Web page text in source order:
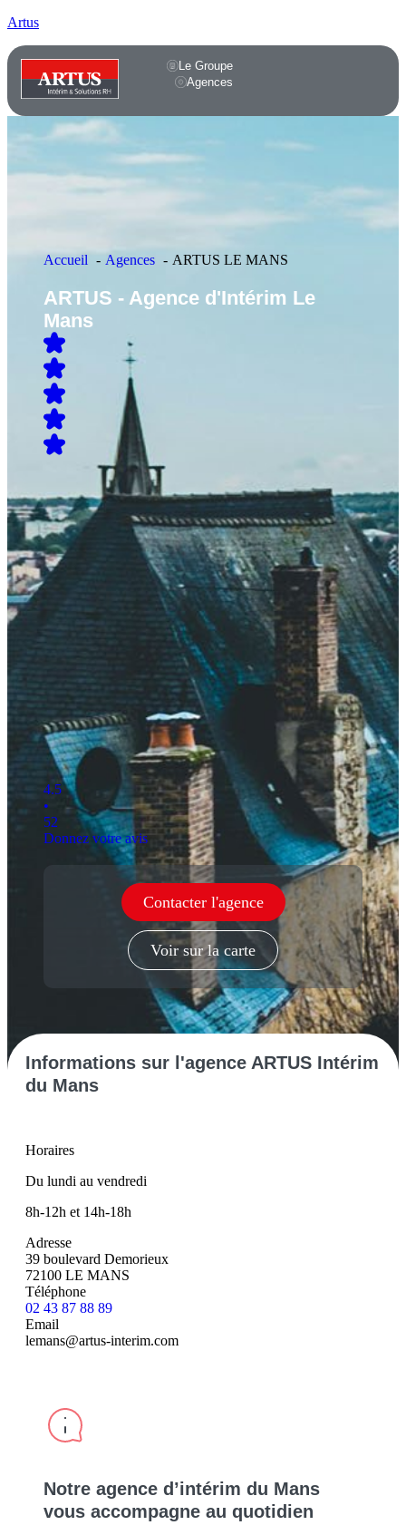
Artus
Le Groupe
Agences
Accueil Agences ARTUS LE MANS
ARTUS - Agence d'Intérim Le
Mans
4.5
•
52
Donnez votre avis
Contacter l'agence
Voir sur la carte
Informations sur l'agence ARTUS Intérim
du Mans
Horaires
Du lundi au vendredi
8h-12h et 14h-18h
Adresse
39 boulevard Demorieux
72100 LE MANS
Téléphone
02 43 87 88 89
Email
lemans@artus-interim.com
Notre agence d’intérim du Mans
vous accompagne au quotidien